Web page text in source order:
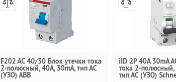
F202 AC 40/30 Блок утечки тока
2-полюсный, 40A, 30mA, тип АC
(УЗО) ABB
iID 2Р 40A 30mA
тока 2-полюсный,
тип АC (УЗО)